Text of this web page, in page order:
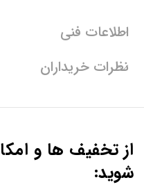
اطلاعات فنی
نظرات خریداران
از تخفیف ها و
شوید: